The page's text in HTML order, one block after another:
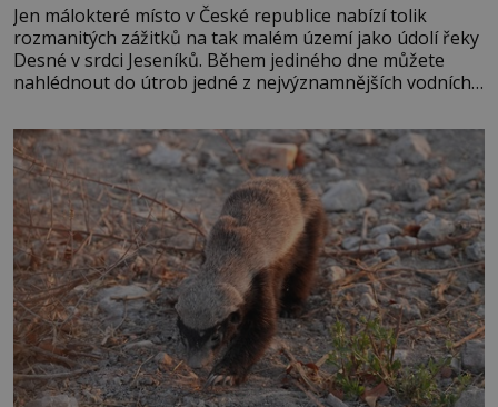
Jen málokteré místo v České republice nabízí tolik
rozmanitých zážitků na tak malém území jako údolí řeky
Desné v srdci Jeseníků. Během jediného dne můžete
nahlédnout do útrob jedné z nejvýznamnějších vodních
se na koloběžce a den zakončit poznáváním památek ve
Velkých Losinách nebo v termálním